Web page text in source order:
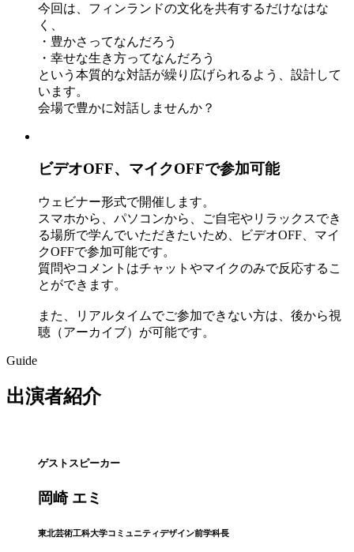
今回は、フィンランドの文化を共有するだけなはな
く、
・豊かさってなんだろう
・幸せな生き方ってなんだろう
という本質的な対話が繰り広げられるよう、設計して
います。
会場で豊かに対話しませんか？
ビデオOFF、マイクOFFで参加可能
ウェビナー形式で開催します。
スマホから、パソコンから、ご自宅やリラックスでき
る場所で学んでいただきたいため、ビデオOFF、マイ
クOFFで参加可能です。
質問やコメントはチャットやマイクのみで反応するこ
とができます。
また、リアルタイムでご参加できない方は、後から視
聴（アーカイブ）が可能です。
Guide
出演者紹介
ゲストスピーカー
岡崎 エミ
東北芸術工科大学コミュニティデザイン前学科長